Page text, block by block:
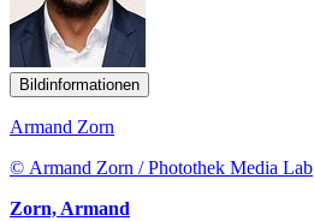
Bildinformationen
Armand Zorn
© Armand Zorn / Photothek Media Lab
Zorn, Armand